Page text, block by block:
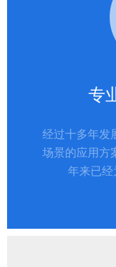
专
经过十多年发
场景的应用方
年来已经